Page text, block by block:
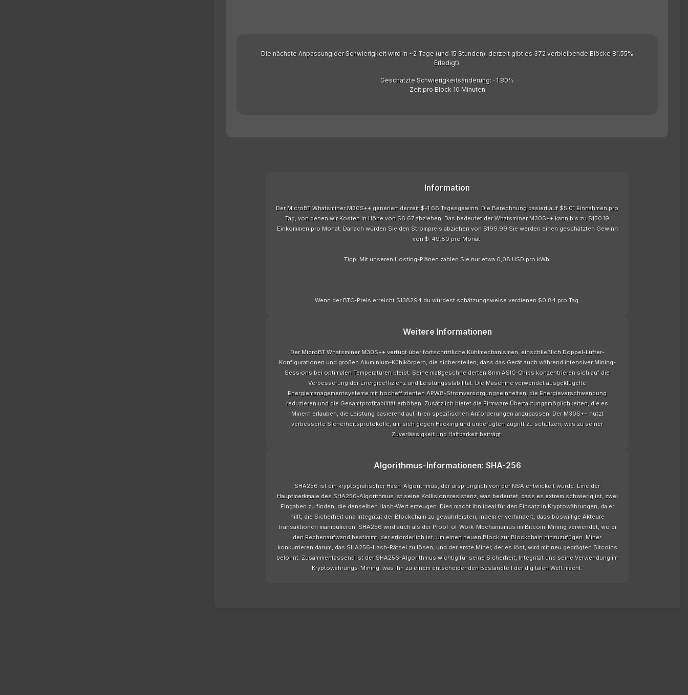
Die nächste Anpassung der Schwierigkeit wird in ~2 Tage (und 15 Stunden), derzeit gibt es 372 verbleibende Blöcke 81.55%
Erledigt).
Geschätzte Schwierigkeitsänderung: -1.80%
Zeit pro Block 10 Minuten
Information
Der MicroBT Whatsminer M30S++ generiert derzeit $-1.66 Tagesgewinn. Die Berechnung basiert auf $5.01 Einnahmen pro
Tag, von denen wir Kosten in Höhe von $6.67 abziehen. Das bedeutet der Whatsminer M30S++ kann bis zu $150.19
Einkommen pro Monat. Danach würden Sie den Strompreis abziehen von $199.99 Sie werden einen geschätzten Gewinn
von $-49.80 pro Monat.
Tipp: Mit unseren Hosting-Plänen zahlen Sie nur etwa 0,08 USD pro kWh.
Wenn der BTC-Preis erreicht $138294 du würdest schätzungsweise verdienen $0.84 pro Tag.
Weitere Informationen
Der MicroBT Whatsminer M30S++ verfügt über fortschrittliche Kühlmechanismen, einschließlich Doppel-Lüfter-
Konfigurationen und großen Aluminium-Kühlkörpern, die sicherstellen, dass das Gerät auch während intensiver Mining-
Sessions bei optimalen Temperaturen bleibt. Seine maßgeschneiderten 8nm ASIC-Chips konzentrieren sich auf die
Verbesserung der Energieeffizienz und Leistungsstabilität. Die Maschine verwendet ausgeklügelte
Energiemanagementsysteme mit hocheffizienten APW8-Stromversorgungseinheiten, die Energieverschwendung
reduzieren und die Gesamtprofitabilität erhöhen. Zusätzlich bietet die Firmware Übertaktungsmöglichkeiten, die es
Minern erlauben, die Leistung basierend auf ihren spezifischen Anforderungen anzupassen. Der M30S++ nutzt
verbesserte Sicherheitsprotokolle, um sich gegen Hacking und unbefugten Zugriff zu schützen, was zu seiner
Zuverlässigkeit und Haltbarkeit beiträgt.
Algorithmus-Informationen: SHA-256
SHA256 ist ein kryptografischer Hash-Algorithmus, der ursprünglich von der NSA entwickelt wurde. Eine der
Hauptmerkmale des SHA256-Algorithmus ist seine Kollisionsresistenz, was bedeutet, dass es extrem schwierig ist, zwei
Eingaben zu finden, die denselben Hash-Wert erzeugen. Dies macht ihn ideal für den Einsatz in Kryptowährungen, da er
hilft, die Sicherheit und Integrität der Blockchain zu gewährleisten, indem er verhindert, dass böswillige Akteure
Transaktionen manipulieren. SHA256 wird auch als der Proof-of-Work-Mechanismus im Bitcoin-Mining verwendet, wo er
den Rechenaufwand bestimmt, der erforderlich ist, um einen neuen Block zur Blockchain hinzuzufügen. Miner
konkurrieren darum, das SHA256-Hash-Rätsel zu lösen, und der erste Miner, der es löst, wird mit neu geprägten Bitcoins
belohnt. Zusammenfassend ist der SHA256-Algorithmus wichtig für seine Sicherheit, Integrität und seine Verwendung im
Kryptowährungs-Mining, was ihn zu einem entscheidenden Bestandteil der digitalen Welt macht.